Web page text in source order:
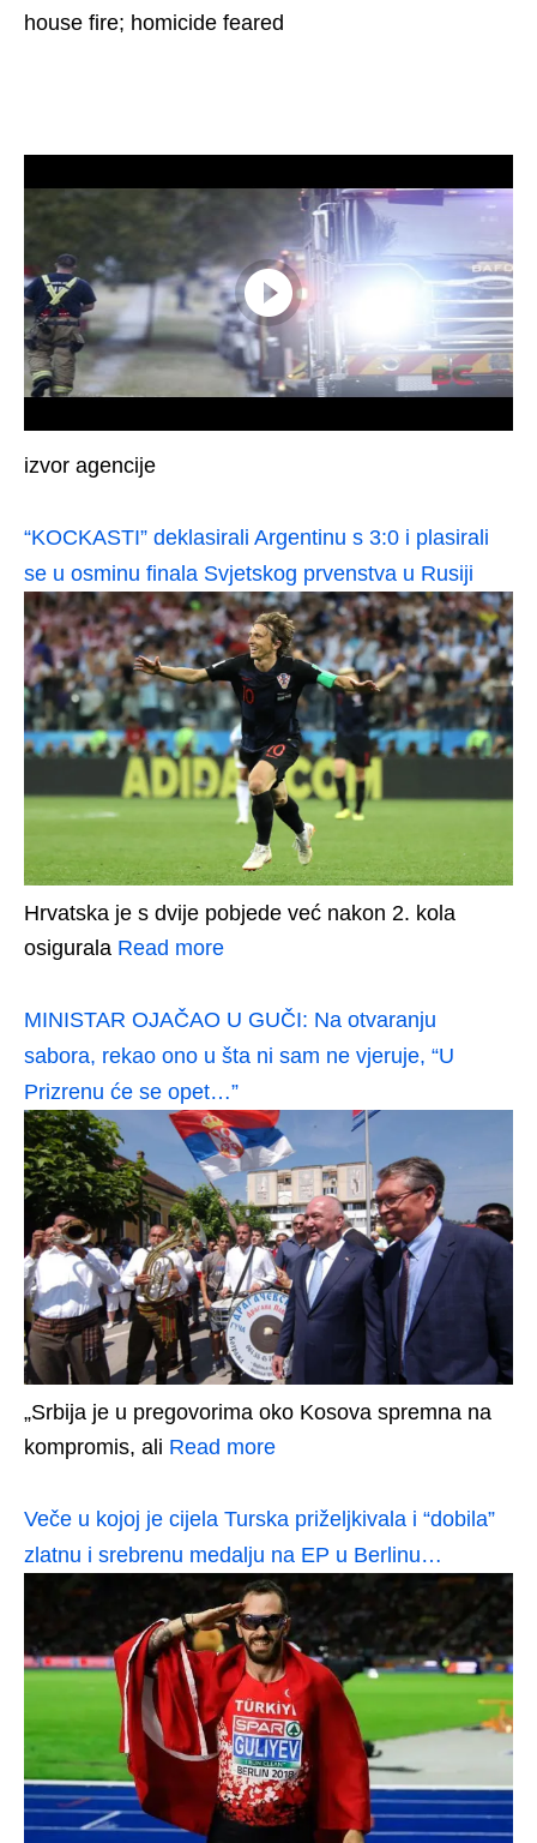
house fire; homicide feared
izvor agencije
“KOCKASTI” deklasirali Argentinu s 3:0 i plasirali
se u osminu finala Svjetskog prvenstva u Rusiji
Hrvatska je s dvije pobjede već nakon 2. kola
osigurala Read more
MINISTAR OJAČAO U GUČI: Na otvaranju
sabora, rekao ono u šta ni sam ne vjeruje, “U
Prizrenu će se opet…”
„Srbija je u pregovorima oko Kosova spremna na
kompromis, ali Read more
Veče u kojoj je cijela Turska priželjkivala i “dobila”
zlatnu i srebrenu medalju na EP u Berlinu…